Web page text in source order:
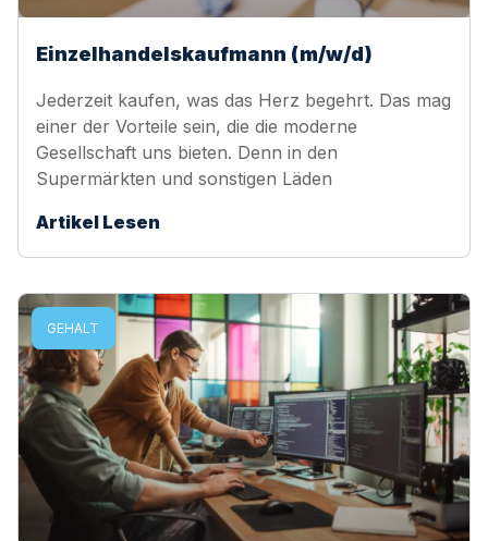
Einzelhandelskaufmann (m/w/d)
Jederzeit kaufen, was das Herz begehrt. Das mag
einer der Vorteile sein, die die moderne
Gesellschaft uns bieten. Denn in den
Supermärkten und sonstigen Läden
Artikel Lesen
GEHALT